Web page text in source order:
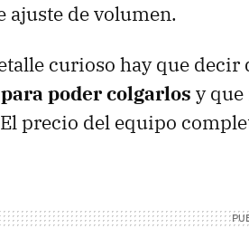
ajuste de volumen.
curioso hay que
poder colgarlos y que
precio del equipo